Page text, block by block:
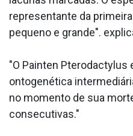
representante da
pequeno e grande".
"O Painten Pterodactylus
ontogenética
no momento de sua
consecutivas."